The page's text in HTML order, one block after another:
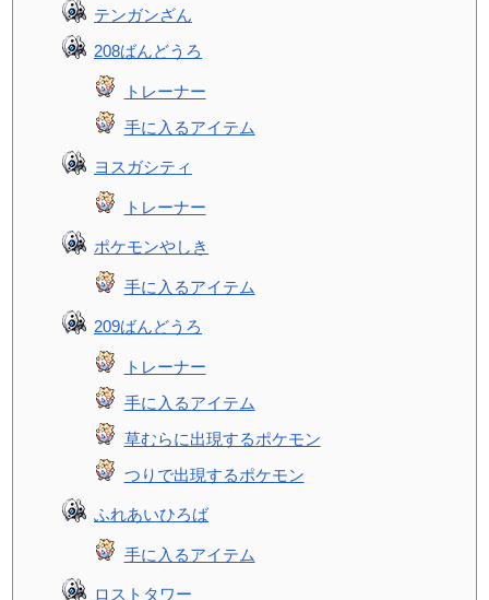
テンガンざん
208ばんどうろ
トレーナー
手に入るアイテム
ヨスガシティ
トレーナー
ポケモンやしき
手に入るアイテム
209ばんどうろ
トレーナー
手に入るアイテム
草むらに出現するポケモン
つりで出現するポケモン
ふれあいひろば
手に入るアイテム
ロストタワー